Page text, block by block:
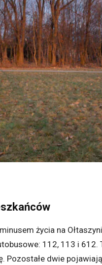
życia na
112, 113 i 612.
Pozostałe dwie